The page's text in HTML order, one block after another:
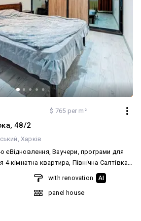
$ 765 per m²
48/2
Харків
єВідновлення, Ваучери, програми для
4-кімнатна квартира, Північна Салтівка
Корка) вул. 48/2. Загальна площа -
Формат квартири: кухня-
гостьова спальня, дитяча, санвузол,
У квартирі: капітальний ремонт, МПВ,
with renovation AI
panel house